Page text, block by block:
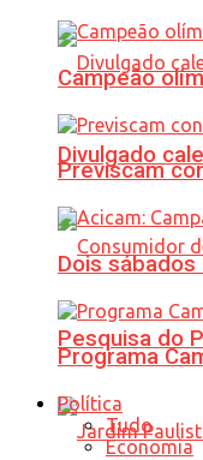
Divulgado
Pesquisa do
Campeão
Previscam
Dois
Programa
Política
Tudo
Economia